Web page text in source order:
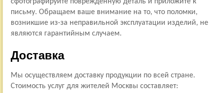
письму. Обращаем ваше внимание на то, что поломки,
возникшие из-за неправильной эксплуатации изделий, не
являются гарантийным случаем.
Доставка
Мы осуществляем доставку продукции по всей стране.
Стоимость услуг для жителей Москвы составляет: